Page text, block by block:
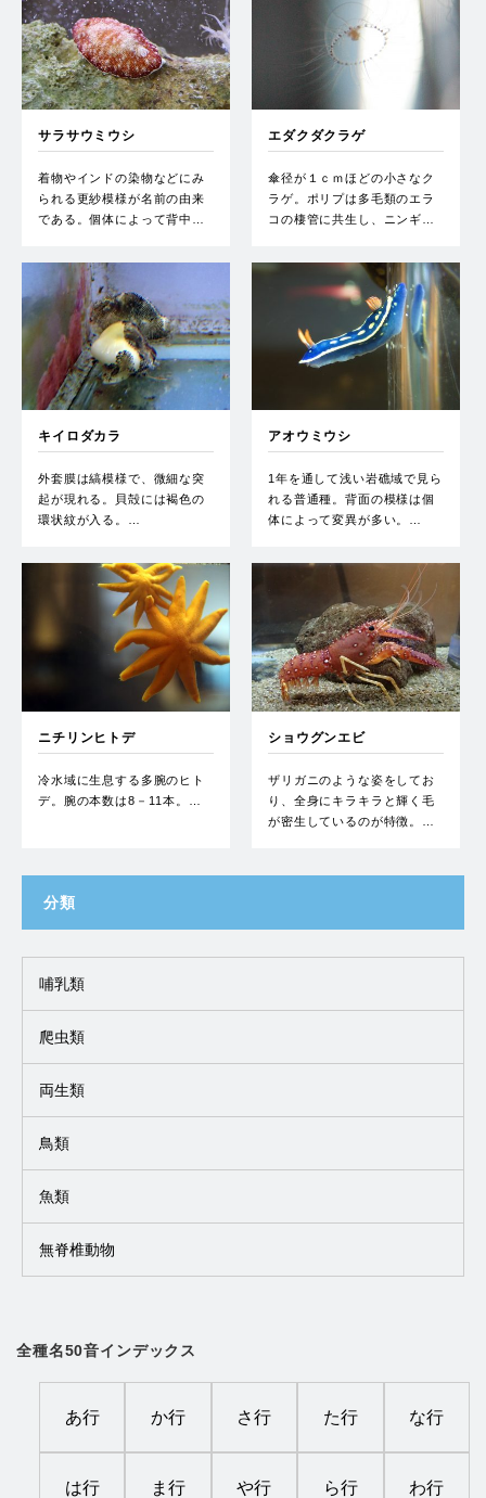
サラサウミウシ
着物やインドの染物などにみ
られる更紗模様が名前の由来
である。個体によって背中…
エダクダクラゲ
傘径が１ｃｍほどの小さなク
ラゲ。ポリプは多毛類のエラ
コの棲管に共生し、ニンギ…
キイロダカラ
外套膜は縞模様で、微細な突
起が現れる。貝殻には褐色の
環状紋が入る。…
アオウミウシ
1年を通して浅い岩礁域で見ら
れる普通種。背面の模様は個
体によって変異が多い。…
ニチリンヒトデ
冷水域に生息する多腕のヒト
デ。腕の本数は8－11本。…
ショウグンエビ
ザリガニのような姿をしてお
り、全身にキラキラと輝く毛
が密生しているのが特徴。…
分類
哺乳類
爬虫類
両生類
鳥類
魚類
無脊椎動物
全種名50音インデックス
あ行 か行 さ行 た行 な行
は行 ま行 や行 ら行 わ行